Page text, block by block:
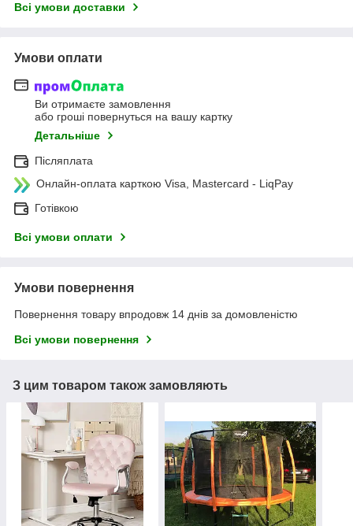
Всі умови доставки
Умови оплати
Ви отримаєте замовлення
або гроші повернуться на вашу картку
Детальніше
Післяплата
Онлайн-оплата карткою Visa, Mastercard - LiqPay
Готівкою
Всі умови оплати
Умови повернення
Повернення товару впродовж 14 днів за домовленістю
Всі умови повернення
З цим товаром також замовляють